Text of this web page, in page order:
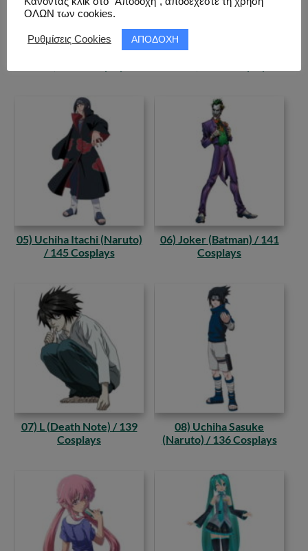
03) Amane Misa (Death
04) Ken Kaneki (Tokyo
05) Uchiha Itachi (Naruto)
/ 145 Cosplays
06) Joker (Batman) / 141
Cosplays
07) L (Death Note) / 139
Cosplays
08) Uchiha Sasuke
(Naruto) / 136 Cosplays
ΟΛΩΝ των cookies.
Ρυθμίσεις Cookies ΑΠΟΔΟΧΗ